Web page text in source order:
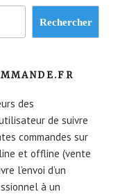
Rechercher
des
de suivre
commandes sur
et offline (vente
l’envoi d’un
à un